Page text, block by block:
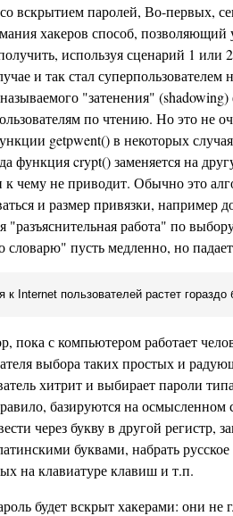
вскрытием паролей, Во-первых,
хакеров способ, позволяющий
используя сценарий 1 или
и так стал
"затенения"
по чтению. Но это не
getpwent() в некоторых
функция crypt() заменяется на
не приводит. Обычно это
и размер привязки, например
работа" по
пусть медленно, но
Internet пользователей растет гораздо
пока с компьютером работает
выбора таких простых и
хитрит и выбирает пароли
базируются на осмысленном
через букву в другой регистр,
буквами, набрать
на клавиатуре клавиш и т.п.
будет вскрыт хакерами: они не